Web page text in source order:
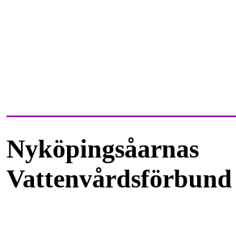
Nyköpingsåarnas
Vattenvårdsförbund